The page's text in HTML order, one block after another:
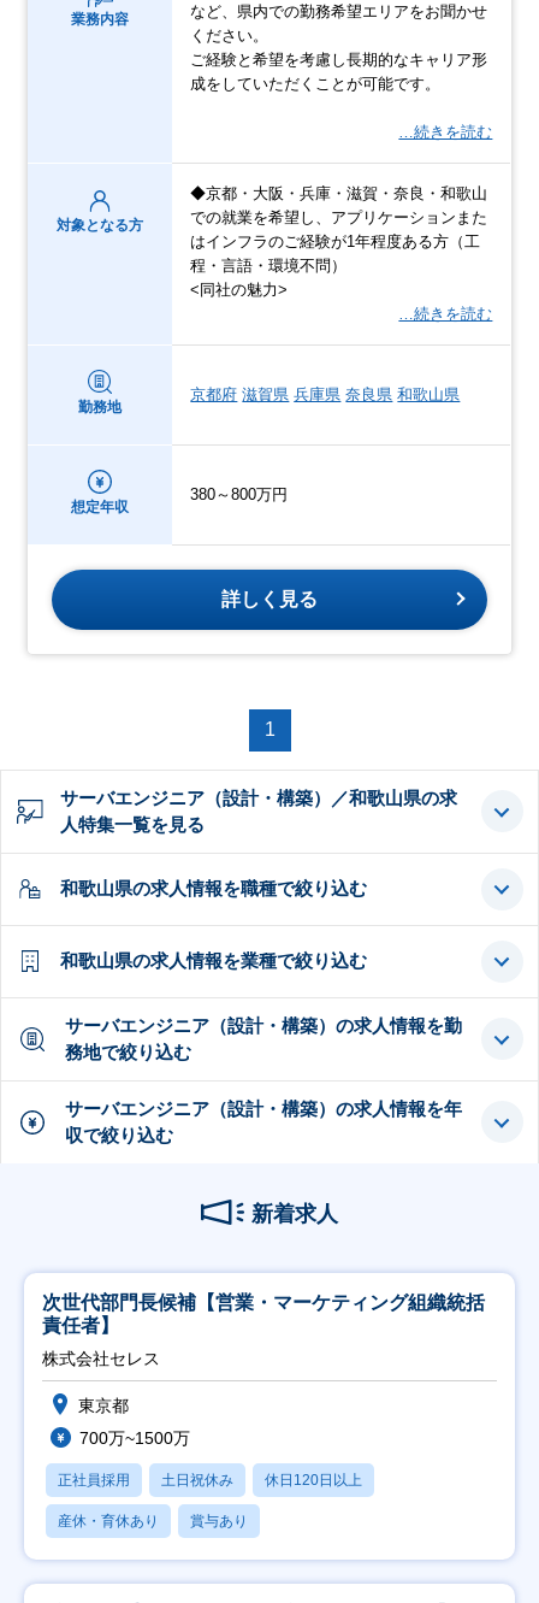
業務内容
など、県内での勤務希望エリアをお聞かせ
ください。
ご経験と希望を考慮し長期的なキャリア形
成をしていただくことが可能です。
…続きを読む
対象となる方
◆京都・大阪・兵庫・滋賀・奈良・和歌山
での就業を希望し、アプリケーションまた
はインフラのご経験が1年程度ある方（工
程・言語・環境不問）
<同社の魅力>
…続きを読む
勤務地
京都府 滋賀県 兵庫県 奈良県 和歌山県
想定年収
380～800万円
詳しく見る
1
サーバエンジニア（設計・構築）／和歌山県の求
人特集一覧を見る
和歌山県の求人情報を職種で絞り込む
和歌山県の求人情報を業種で絞り込む
サーバエンジニア（設計・構築）の求人情報を勤
務地で絞り込む
サーバエンジニア（設計・構築）の求人情報を年
収で絞り込む
新着求人
次世代部門長候補【営業・マーケティング組織統括
責任者】
株式会社セレス
東京都
700万~1500万
正社員採用 土日祝休み 休日120日以上
産休・育休あり 賞与あり